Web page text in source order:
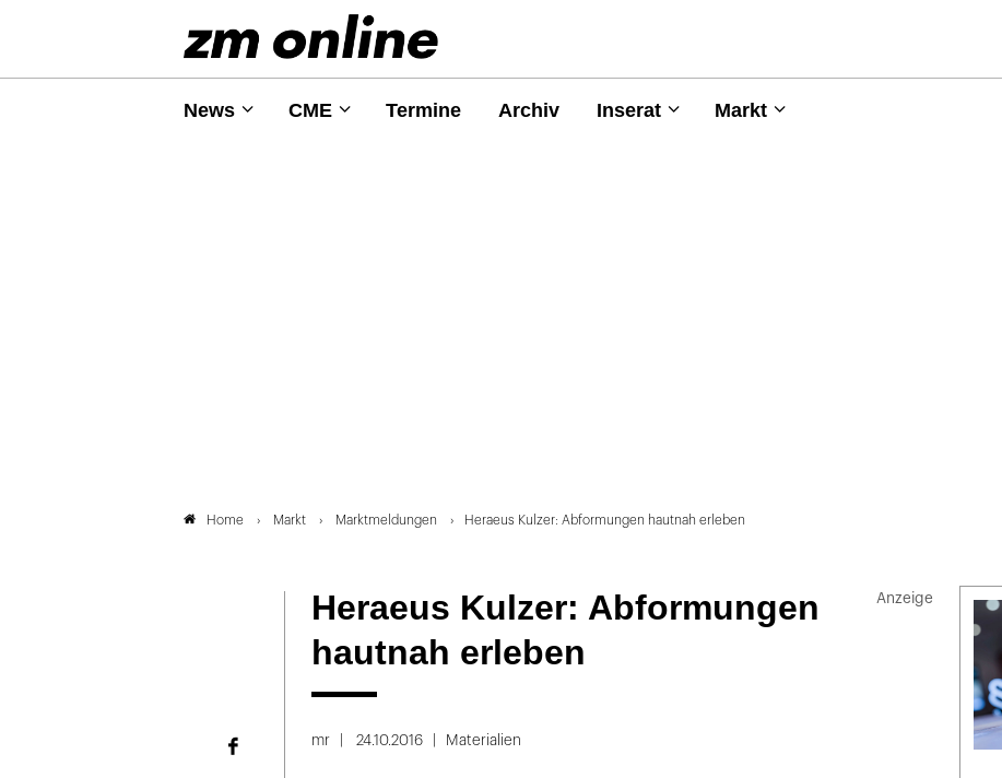
News CME Termine Archiv Inserat Markt
Home Markt Marktmeldungen Heraeus Kulzer: Abformungen hautnah erleben
Heraeus Kulzer: Abformungen
hautnah erleben
mr 24.10.2016 Materialien